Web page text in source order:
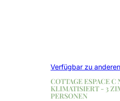
Verfügbar zu
COTTAGE ESPACE C
KLIMATISIERT - 3
PERSONEN